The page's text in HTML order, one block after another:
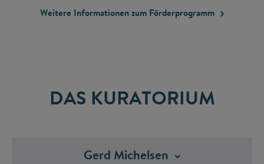
Weitere Informationen zum Förderprogramm
DAS KURATORIUM
Gerd Michelsen